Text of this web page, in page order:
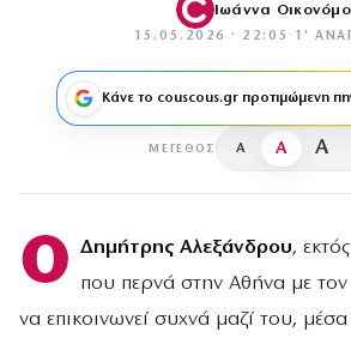
Ιωάννα
15.05.2026 · 22:05 · 1′
Κάνε το couscous.gr προτιμώμενη
ΜΈΓΕΘΟΣ A A A
Ο Δημήτρης Αλεξάνδρου,
που περνά στην Αθήνα με τον
να επικοινωνεί συχνά μαζί του, μέσα